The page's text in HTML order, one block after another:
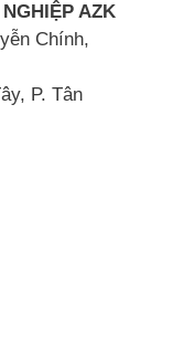
AZK
Chính,
P. Tân